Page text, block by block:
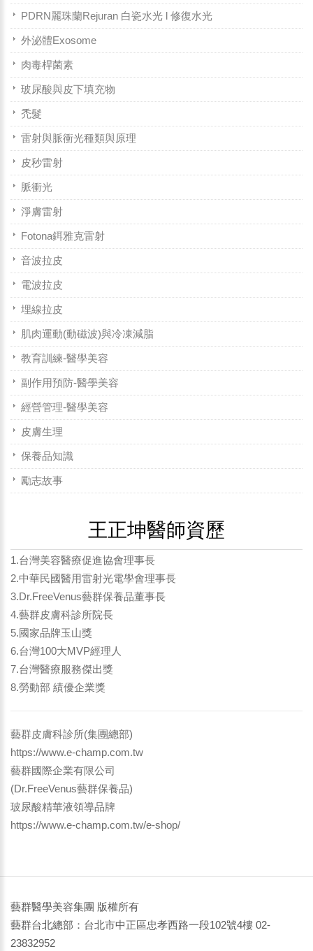
PDRN麗珠蘭Rejuran 白瓷水光 l 修復水光
外泌體Exosome
肉毒桿菌素
玻尿酸與皮下填充物
禿髮
雷射與脈衝光種類與原理
皮秒雷射
脈衝光
淨膚雷射
Fotona鉺雅克雷射
音波拉皮
電波拉皮
埋線拉皮
肌肉運動(動磁波)與冷凍減脂
教育訓練-醫學美容
副作用預防-醫學美容
經營管理-醫學美容
皮膚生理
保養品知識
勵志故事
王正坤醫師資歷
1.台灣美容醫療促進協會理事長
2.中華民國醫用雷射光電學會理事長
3.Dr.FreeVenus藝群保養品董事長
4.藝群皮膚科診所院長
5.國家品牌玉山獎
6.台灣100大MVP經理人
7.台灣醫療服務傑出獎
8.勞動部 績優企業獎
藝群皮膚科診所(集團總部)
https://www.e-champ.com.tw
藝群國際企業有限公司
(Dr.FreeVenus藝群保養品)
玻尿酸精華液領導品牌
https://www.e-champ.com.tw/e-shop/
藝群醫學美容集團 版權所有
藝群台北總部：台北市中正區忠孝西路一段102號4樓 02-
23832952